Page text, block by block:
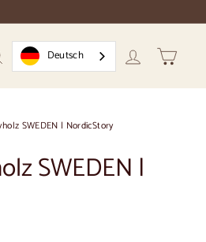
Deutsch Konto
SWEDEN | NordicStory
SWEDEN |